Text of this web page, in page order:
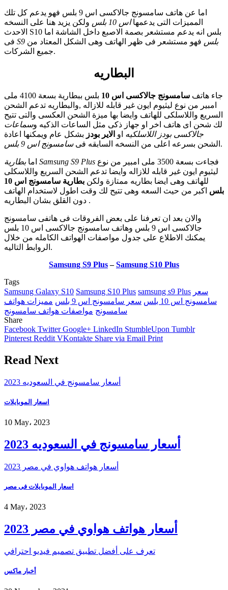
اما عن هاتف سامسونج جالاكسى اس 9 بلس فهو يدعم كل تلك
المميزات التى يدعمهااس 10 بلس
ولكن يزيد هنا على النسخه
الاحدث S10 بلس انه يدعم مستشعر بصمة الاصبع داخل الشاشة اما
S9 بلس فهو مستشعر فى ظهر الهاتف وهى الشكل المعتاد من
جميع الشركات.
البطاريه
جاء هاتف سامسونج جالاكسى اس 10
بلس ببطارية بسعة 4100 ملى
امبير من نوع ليثيوم ايون غير قابله للازاله ,والبطاريه تدعم الشحن
السريع واللاسلكى للهاتف وايضا بها ميزة الشحن العكسى والتى تتيح
لك شحن اى هاتف اخر او جهاز ذكى مثل الساعات الذكيه وسماعات
جالاكسى بودز اللاسلكيه او الاير بودز بشكل عام ويمكنها اعادة
الشحن بسرعه اعلى من النسخه السابقه فىسامسونج اس 9 بلس .
اما بطارية Samsung S9 Plus
ليثيوم ايون غير قابله للازاله وايضا تدعم الشحن السريع واللاسكلى
للهاتف وهى ايضا بطاريه ممتازة ولكن
بطارية سامسونج اس 10
بلس اكبر من حيث السعه وهى تتيح لك وقت اطول لاستخدام الهاتف
دون القلق بشان البطاريه .
والان بعد ان تعرفنا على بعض الفروقات فى هاتفى سامسونج
جالاكسى اس 9 بلس وهاتف سامسونج جالاكسى اس 10 بلس
يمكنك الاطلاع على جدول مواصفات الهواتف الكامله من خلال
الروابط التاليه.
Samsung S9 Plus–Samsung S10 Plus
Tags
Samsung Galaxy S10 Samsung S10 Plus samsung s9 Plus سعر
سامسونج اس 10 بلس
سعر سامسونج اس 9 بلس
مميزات هواتف
سامسونج مواصفات هواتف سامسونج
Share
Facebook Twitter Google+ LinkedIn StumbleUpon Tumblr
Pinterest Reddit VKontakte Share via Email Print
Read Next
أسعار سامسونج في السعوديه 2023
اسعار الموبايلات
10 May، 2023
أسعار سامسونج في السعوديه 2023
أسعار هواتف هواوي في مصر 2023
اسعار الموبايلات فى مصر
4 May، 2023
أسعار هواتف هواوي في مصر 2023
تعرف على أفضل تطبيق تصميم فيديو احترافي
أخبار ماكس